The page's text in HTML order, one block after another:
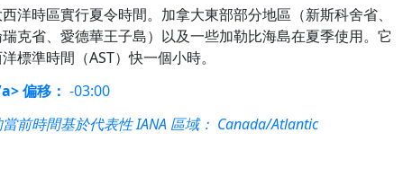
洋時區實行夏令時間。加拿大東部部分地區（新斯科舍省、
克省、愛德華王子島）以及一些加勒比海島在夏季使用。它
標準時間（AST）快一個小時。
偏移： -03:00
前時間基於代表性 IANA 區域： Canada/Atlantic